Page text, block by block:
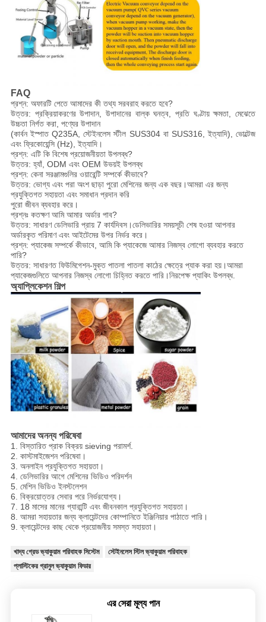
FAQ
প্রশ্ন: অফারটি পেতে আমাদের কী তথ্য সরবরাহ করতে হবে?
উত্তর: প্রক্রিয়াকরণের উপাদান, উপাদানের বাল্ক ঘনত্ব, প্রতি ঘণ্টায় ক্ষমতা, মেঝেতে
উচ্চতা নির্গত করা, পণ্যের উপাদান
(কার্বন ইস্পাত Q235A, স্টেইনলেস স্টীল SUS304 বা SUS316, ইত্যাদি), ভোল্টেজ
এবং ফ্রিকোয়েন্সি (Hz), ইত্যাদি।
প্রশ্ন: এটি কি বিশেষ প্রয়োজনীয়তা উপলব্ধ?
উত্তর: হ্যাঁ, ODM এবং OEM উভয়ই উপলব্ধ
প্রশ্ন: কেনা সরঞ্জামগুলির ওয়ারেন্টি সম্পর্কে কীভাবে?
উত্তর: ভোগ্য এবং পরা অংশ ছাড়া পুরো মেশিনের জন্য এক বছর।আমরা এর জন্য
প্রযুক্তিগত সহায়তা এবং সমাধান প্রদান করি
পুরো জীবন ব্যবহার করে।
প্রশ্নঃ কতক্ষণ আমি আমার অর্ডার পাব?
উত্তর: সাধারণ ডেলিভারি প্রায় 7 কার্যদিবস।ডেলিভারির সময়সূচী শেষ হওয়া আপনার
অর্ডারকৃত পরিমাণ এবং আইটেমের উপর নির্ভর করে।
প্রশ্ন: প্যাকেজ সম্পর্কে কীভাবে, আমি কি প্যাকেজে আমার নিজস্ব লোগো ব্যবহার করতে
পারি?
উত্তর: সাধারণত ফিউমিগেশন-মুক্ত পাতলা পাতলা কাঠের ক্ষেত্রে প্যাক করা হয়।আমরা
প্যাকেজগুলিতে আপনার নিজস্ব লোগো চিহ্নিত করতে পারি।নিরপেক্ষ প্যাকিং উপলব্ধ.
অ্যাপ্লিকেশন শিল্প
আমাদের অনন্য পরিষেবা
1. বিস্তারিত প্রাক বিক্রয় sieving পরামর্শ.
2. কাস্টমাইজেশন পরিষেবা।
3. অনলাইন প্রযুক্তিগত সহায়তা।
4. ডেলিভারির আগে মেশিনের ভিডিও পরিদর্শন
5. মেশিন ভিডিও ইনস্টলেশন
6. বিক্রয়োত্তর সেবার পরে নির্ভরযোগ্য।
7. 18 মাসের মানের গ্যারান্টি এবং জীবনকাল প্রযুক্তিগত সহায়তা।
8. আমরা সহায়তার জন্য ক্লায়েন্টদের কোম্পানিতে ইঞ্জিনিয়ার পাঠাতে পারি।
9. ক্লায়েন্টদের কাছ থেকে প্রয়োজনীয় সমস্ত সহায়তা।
খাদ্য গ্রেড ভ্যাকুয়াম পরিবাহক সিস্টেম
স্টেইনলেস স্টিল ভ্যাকুয়াম পরিবাহক
প্লাস্টিকের গ্রানুল ভ্যাকুয়াম ফিডার
এর সেরা মূল্য পান